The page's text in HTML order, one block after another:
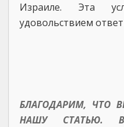
Израиле. Эта
удовольствием
БЛАГОДАРИМ, ЧТО
НАШУ СТАТЬЮ.